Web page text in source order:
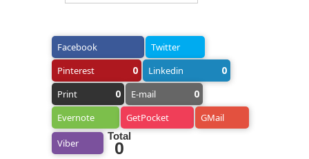
Facebook
Twitter
Pinterest
0 Linkedin 0
Print 0 E-mail 0
Evernote GetPocket GMail
Viber
Total
0